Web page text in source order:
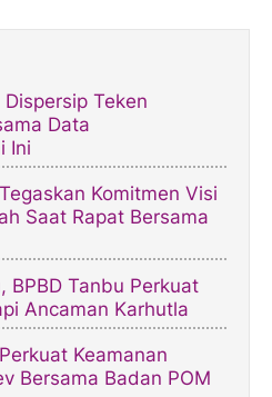
Teken
Data
Ini
Komitmen Visi
Saat Rapat Bersama
BPBD Tanbu Perkuat
Ancaman Karhutla
Keamanan
Bersama Badan POM